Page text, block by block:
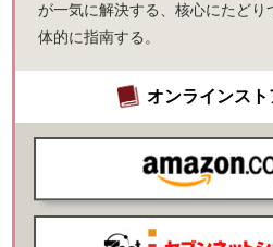
が一気に解決する、核心にたど
体的に指南する。
オンラインス